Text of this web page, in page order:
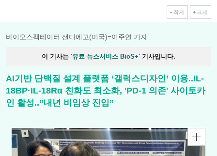
작게 크게
바이오스펙테이터 샌디에고(미국)=이주연 기자
이 기사는 '유료 뉴스서비스 BioS+' 기사입니다.
AI기반 단백질 설계 플랫폼 ‘갤럭스디자인’ 이용..IL-
18BP·IL-18Rα 친화도 최소화, 'PD-1 의존' 사이토카
인 활성..”내년 비임상 진입”